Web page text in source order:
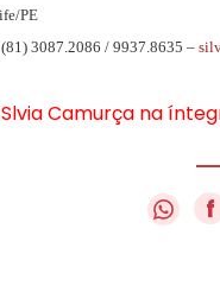
PE
3087.2086 / 9937.8635 –
Camurça na
f